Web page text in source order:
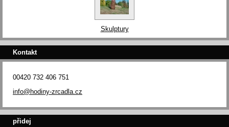
Skulptury
Kontakt
00420 732 406 751
info@hodiny-zrcadla.cz
přidej